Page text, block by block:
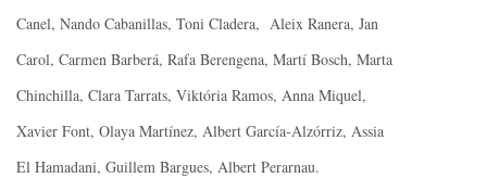
Canel, Nando Cabanillas, Toni Cladera, Aleix Ranera, Jan
Carol, Carmen Barberá, Rafa Berengena, Martí Bosch, Marta
Chinchilla, Clara Tarrats, Viktória Ramos, Anna Miquel,
Xavier Font, Olaya Martínez, Albert García-Alzórriz, Assia
El Hamadani, Guillem Bargues, Albert Perarnau.